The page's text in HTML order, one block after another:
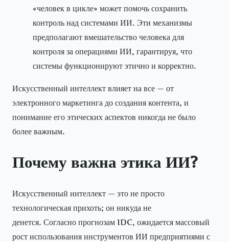
«человек в цикле» может помочь сохранить
контроль над системами ИИ. Эти механизмы
предполагают вмешательство человека для
контроля за операциями ИИ, гарантируя, что
системы функционируют этично и корректно.
Искусственный интеллект влияет на все — от
электронного маркетинга до создания контента, и
понимание его этических аспектов никогда не было
более важным.
Почему важна этика ИИ?
Искусственный интеллект — это не просто
технологическая прихоть; он никуда не
денется. Согласно прогнозам IDC, ожидается массовый
рост использования инструментов ИИ предприятиями с